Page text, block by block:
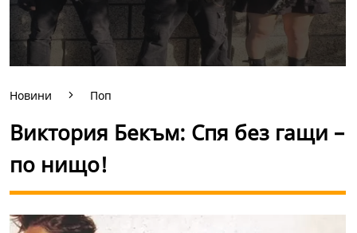
Новини Поп
Виктория Бекъм: Спя без гащи –
по нищо!